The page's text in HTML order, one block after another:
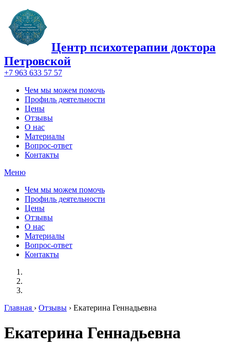
Центр психотерапии доктора
Петровской
+7 963 633 57 57
Чем мы можем помочь
Профиль деятельности
Цены
Отзывы
О нас
Материалы
Вопрос-ответ
Контакты
Меню
Чем мы можем помочь
Профиль деятельности
Цены
Отзывы
О нас
Материалы
Вопрос-ответ
Контакты
Главная › Отзывы › Екатерина Геннадьевна
Екатерина Геннадьевна